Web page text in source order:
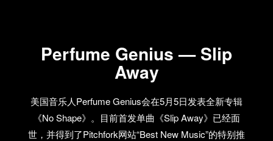
Perfume Genius — Slip
Away
美国音乐人Perfume Genius会在5月5日发表全新专辑
《No Shape》。目前首发单曲《Slip Away》已经面
世，并得到了Pitchfork网站“Best New Music”的特别推